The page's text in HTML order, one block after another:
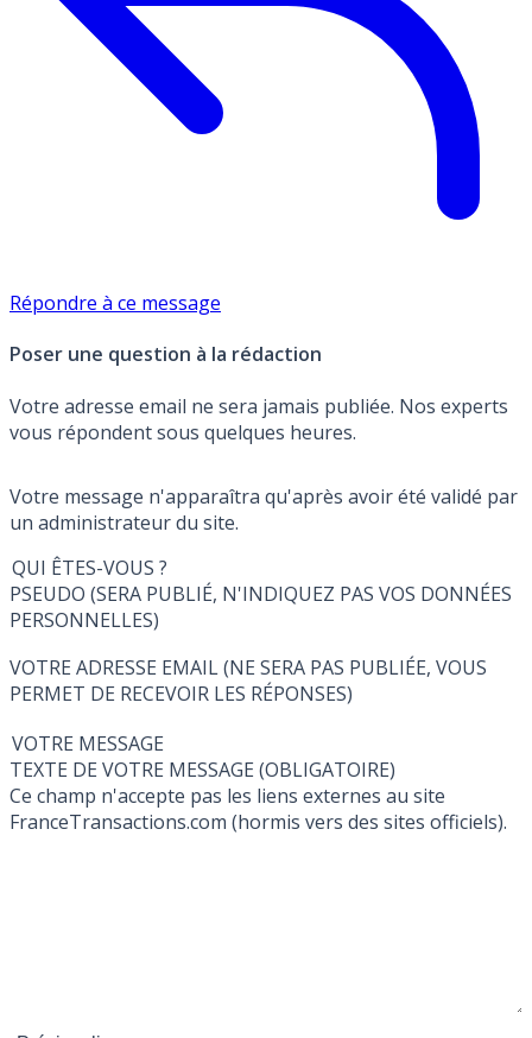
Répondre à ce message
Poser une question à la rédaction
Votre adresse email ne sera jamais publiée. Nos experts
vous répondent sous quelques heures.
Votre message n'apparaîtra qu'après avoir été validé par
un administrateur du site.
QUI ÊTES-VOUS ?
PSEUDO (SERA PUBLIÉ, N'INDIQUEZ PAS VOS DONNÉES
PERSONNELLES)
VOTRE ADRESSE EMAIL (NE SERA PAS PUBLIÉE, VOUS
PERMET DE RECEVOIR LES RÉPONSES)
VOTRE MESSAGE
TEXTE DE VOTRE MESSAGE (OBLIGATOIRE)
Ce champ n'accepte pas les liens externes au site
FranceTransactions.com (hormis vers des sites officiels).